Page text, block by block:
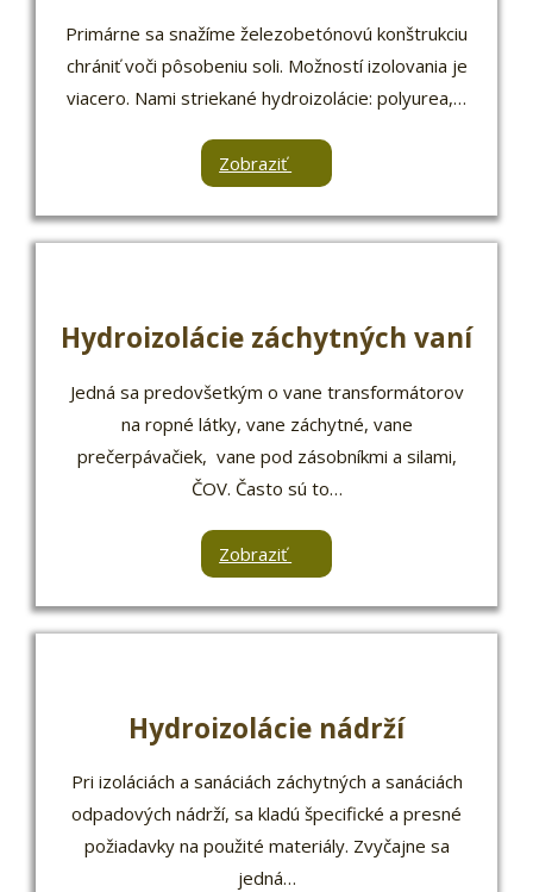
Primárne sa snažíme železobetónovú konštrukciu
chrániť voči pôsobeniu soli. Možností izolovania je
viacero. Nami striekané hydroizolácie: polyurea,…
Zobraziť
Hydroizolácie záchytných vaní
Jedná sa predovšetkým o vane transformátorov
na ropné látky, vane záchytné, vane
prečerpávačiek, vane pod zásobníkmi a silami,
ČOV. Často sú to…
Zobraziť
Hydroizolácie nádrží
Pri izoláciách a sanáciách záchytných a sanáciách
odpadových nádrží, sa kladú špecifické a presné
požiadavky na použité materiály. Zvyčajne sa
jedná…